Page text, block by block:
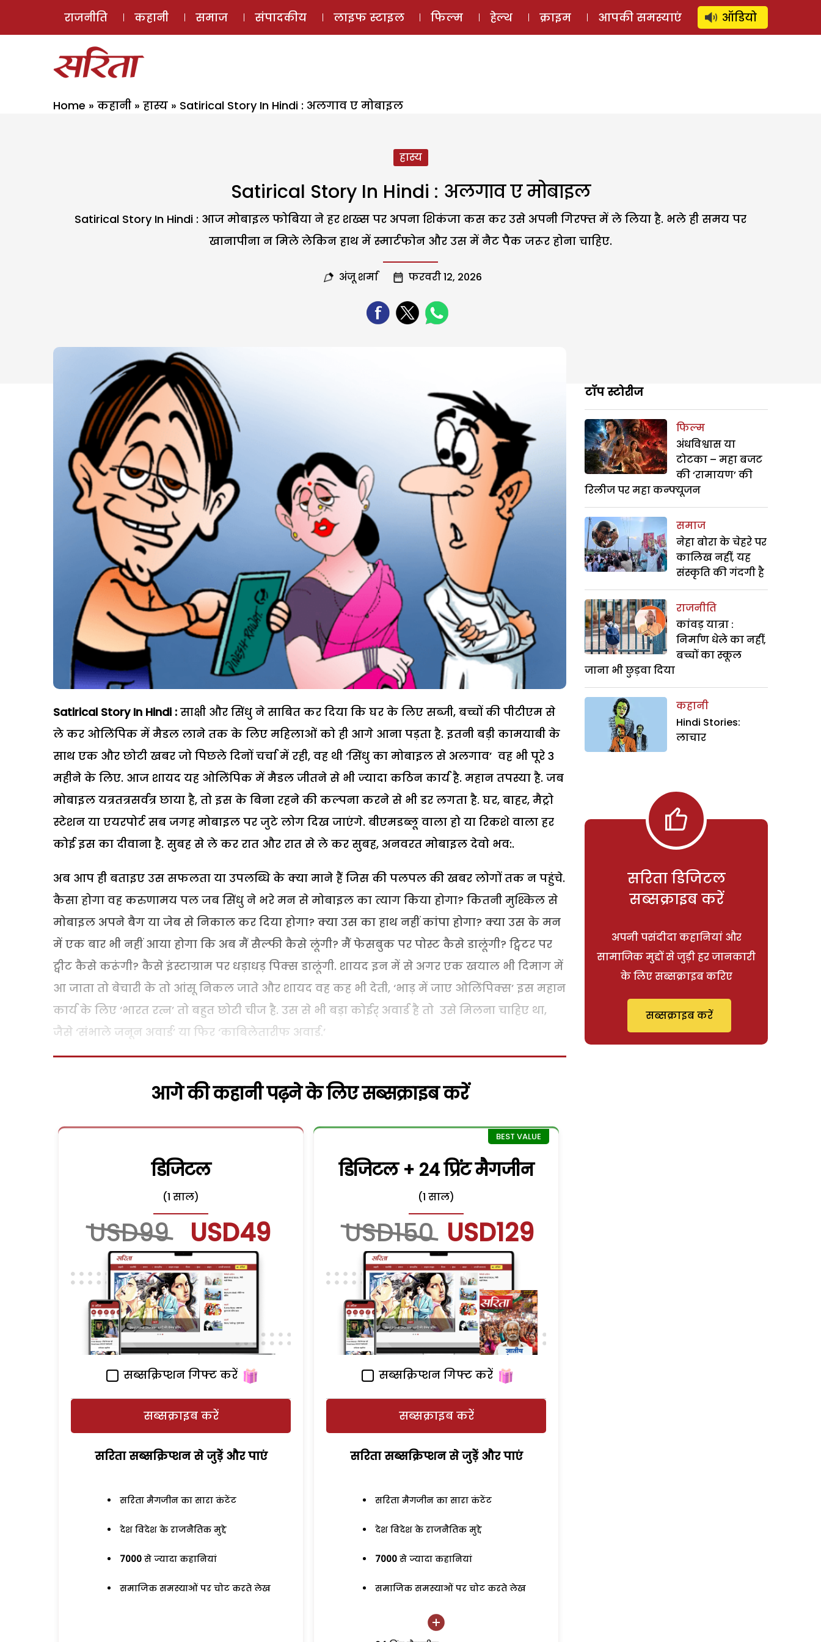
ई-मैगज़ीन ऑडियो स्टोरी लॉग इन ⚲ SUBSCRIBE
राजनीति कहानी समाज संपादकीय लाइफ स्टाइल फिल्म हेल्थ क्राइम आपकी समस्याएं ऑडियो
Home » कहानी » हास्य » Satirical Story In Hindi : अलगाव ए मोबाइल
हास्य
Satirical Story In Hindi : अलगाव ए मोबाइल
Satirical Story In Hindi : आज मोबाइल फोबिया ने हर शख्स पर अपना शिकंजा कस कर उसे अपनी गिरफ्त में ले लिया है. भले ही समय पर
खानापीना न मिले लेकिन हाथ में स्मार्टफोन और उस में नैट पैक जरूर होना चाहिए.
अंजू शर्मा फरवरी 12, 2026
Satirical Story In Hindi : साक्षी और सिंधु ने साबित कर दिया कि घर के लिए सब्जी, बच्चों की पीटीएम से
ले कर ओलिंपिक में मैडल लाने तक के लिए महिलाओं को ही आगे आना पड़ता है. इतनी बड़ी कामयाबी के
साथ एक और छोटी खबर जो पिछले दिनों चर्चा में रही, वह थी ‘सिंधु का मोबाइल से अलगाव’ वह भी पूरे 3
महीने के लिए. आज शायद यह ओलिंपिक में मैडल जीतने से भी ज्यादा कठिन कार्य है. महान तपस्या है. जब
मोबाइल यत्रतत्रसर्वत्र छाया है, तो इस के बिना रहने की कल्पना करने से भी डर लगता है. घर, बाहर, मैट्रो
स्टेशन या एयरपोर्ट सब जगह मोबाइल पर जुटे लोग दिख जाएंगे. बीएमडब्लू वाला हो या रिकशे वाला हर
कोई इस का दीवाना है. सुबह से ले कर रात और रात से ले कर सुबह, अनवरत मोबाइल देवो भव:.
अब आप ही बताइए उस सफलता या उपलब्धि के क्या माने हैं जिस की पलपल की खबर लोगों तक न पहुंचे.
कैसा होगा वह करुणामय पल जब सिंधु ने भरे मन से मोबाइल का त्याग किया होगा? कितनी मुश्किल से
मोबाइल अपने बैग या जेब से निकाल कर दिया होगा? क्या उस का हाथ नहीं कांपा होगा? क्या उस के मन
में एक बार भी नहीं आया होगा कि अब मैं सैल्फी कैसे लूंगी? मैं फेसबुक पर पोस्ट कैसे डालूंगी? ट्विटर पर
ट्वीट कैसे करूंगी? कैसे इंस्टाग्राम पर धड़ाधड़ पिक्स डालूंगी. शायद इन में से अगर एक खयाल भी दिमाग में
आ जाता तो बेचारी के तो आंसू निकल जाते और शायद वह कह भी देती, ‘भाड़ में जाए ओलिंपिक्स’ इस महान
कार्य के लिए ‘भारत रत्न’ तो बहुत छोटी चीज है. उस से भी बड़ा कोईर् अवार्ड है तो उसे मिलना चाहिए था,
जैसे ‘संभाले जनून अवार्ड’ या फिर ‘काबिलेतारीफ अवार्ड.’
आगे की कहानी पढ़ने के लिए सब्सक्राइब करें
डिजिटल
(1 साल)
USD99 USD49
सब्सक्रिप्शन गिफ्ट करें
सब्सक्राइब करें
सरिता सब्सक्रिप्शन से जुड़ेें और पाएं
सरिता मैगजीन का सारा कंटेंट
देश विदेश के राजनैतिक मुद्दे
7000 से ज्यादा कहानियां
समाजिक समस्याओं पर चोट करते लेख
डिजिटल + 24 प्रिंट मैगजीन
(1 साल)
USD150 USD129
सब्सक्रिप्शन गिफ्ट करें
सब्सक्राइब करें
सरिता सब्सक्रिप्शन से जुड़ेें और पाएं
सरिता मैगजीन का सारा कंटेंट
देश विदेश के राजनैतिक मुद्दे
7000 से ज्यादा कहानियां
समाजिक समस्याओं पर चोट करते लेख
टॉप स्टोरीज
फिल्म
अंधविश्वास या
टोटका – महा बजट
की ‘रामायण’ की
रिलीज पर महा कन्फ्यूजन
समाज
नेहा बोरा के चेहरे पर
कालिख नहीं, यह
संस्कृति की गंदगी है
राजनीति
कांवड़ यात्रा :
निर्माण धेले का नहीं,
बच्चों का स्कूल
जाना भी छुड़वा दिया
कहानी
Hindi Stories:
लाचार
सरिता डिजिटल
सब्सक्राइब करें
अपनी पसंदीदा कहानियां और
सामाजिक मुद्दों से जुड़ी हर जानकारी
के लिए सब्सक्राइब करिए
सब्सक्राइब करें